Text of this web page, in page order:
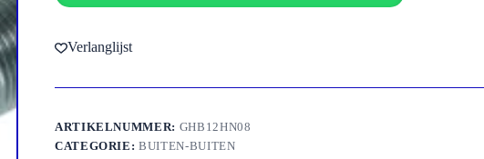
Verlanglijst
ARTIKELNUMMER: GHB12HN08
CATEGORIE:BUITEN-BUITEN